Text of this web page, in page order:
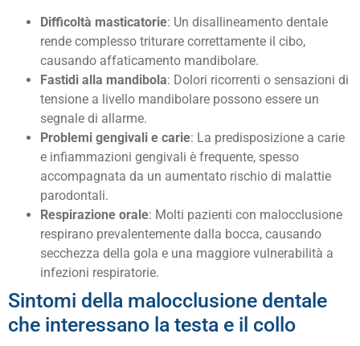
Difficoltà masticatorie: Un disallineamento dentale
rende complesso triturare correttamente il cibo,
causando affaticamento mandibolare.
Fastidi alla mandibola: Dolori ricorrenti o sensazioni di
tensione a livello mandibolare possono essere un
segnale di allarme.
Problemi gengivali e carie: La predisposizione a carie
e infiammazioni gengivali è frequente, spesso
accompagnata da un aumentato rischio di malattie
parodontali.
Respirazione orale: Molti pazienti con malocclusione
respirano prevalentemente dalla bocca, causando
secchezza della gola e una maggiore vulnerabilità a
infezioni respiratorie.
Sintomi della malocclusione dentale
che interessano la testa e il collo